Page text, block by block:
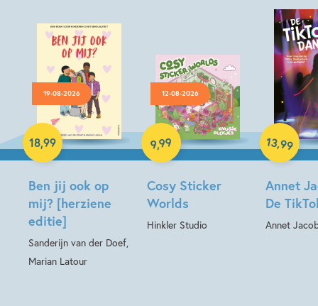
19-08-2026
Ben jij ook op
mij? [herziene
editie]
Sanderijn van der Doef,
Marian Latour
18,99
Hardcover
12-08-2026
Cosy Sticker
Worlds
Hinkler Studio
9,99
Paperback
Annet
De
Annet
13,99
Hardcover